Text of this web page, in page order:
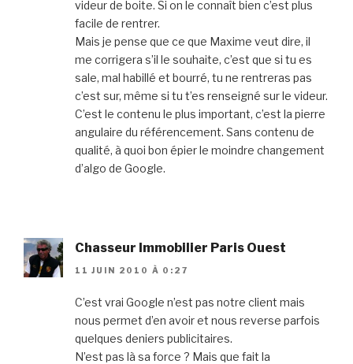
videur de boite. Si on le connaît bien c’est plus
facile de rentrer.
Mais je pense que ce que Maxime veut dire, il
me corrigera s’il le souhaite, c’est que si tu es
sale, mal habillé et bourré, tu ne rentreras pas
c’est sur, même si tu t’es renseigné sur le videur.
C’est le contenu le plus important, c’est la pierre
angulaire du référencement. Sans contenu de
qualité, à quoi bon épier le moindre changement
d’algo de Google.
Chasseur Immobilier Paris Ouest
11 JUIN 2010 À 0:27
C’est vrai Google n’est pas notre client mais
nous permet d’en avoir et nous reverse parfois
quelques deniers publicitaires.
N’est pas là sa force ? Mais que fait la